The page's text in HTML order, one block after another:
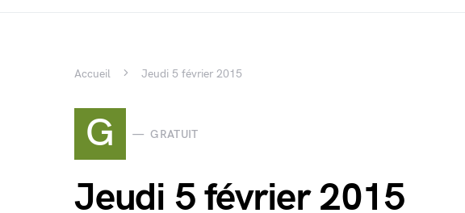
Accueil Jeudi 5 février 2015
G GRATUIT
Jeudi 5 février 2015